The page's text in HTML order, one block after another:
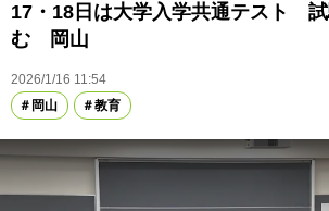
17・18日は大学入学共通テスト
む 岡山
2026/1/16 11:54
岡山
教育